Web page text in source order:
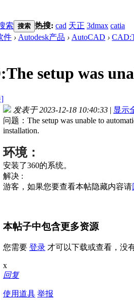
索 搜索 热搜: cad 天正 3dmax catia
件 › Autodesk产品 › AutoCAD ›
setup was
]
发表于 2023-12-18 10:40:33 | 显示
问题：The setup was unable to
installation.
环境：
安装了360的系统。
解决 :
游客，如果您要查看本帖隐藏内容请
本帖子中包含更多资源
您需要 登录 才可以下载或查看，没
x
回复
使用道具 举报